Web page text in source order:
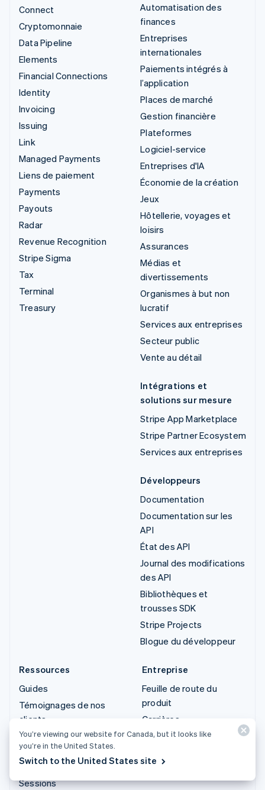
Connect
Cryptomonnaie
Data Pipeline
Elements
Financial Connections
Identity
Invoicing
Issuing
Link
Managed Payments
Liens de paiement
Payments
Payouts
Radar
Revenue Recognition
Stripe Sigma
Tax
Terminal
Treasury
Automatisation des
finances
Entreprises
internationales
Paiements intégrés à
l’application
Places de marché
Gestion financière
Plateformes
Logiciel-service
Entreprises d'IA
Économie de la création
Jeux
Hôtellerie, voyages et
loisirs
Assurances
Médias et
divertissements
Organismes à but non
lucratif
Services aux entreprises
Secteur public
Vente au détail
Intégrations et
solutions sur mesure
Stripe App Marketplace
Stripe Partner Ecosystem
Services aux entreprises
Développeurs
Documentation
Documentation sur les
API
État des API
Journal des modifications
des API
Bibliothèques et
trousses SDK
Stripe Projects
Blogue du développeur
Ressources
Guides
Témoignages de nos
clients
Blogue
Communautaire
Sessions
Entreprise
Feuille de route du
produit
Carrières
Salle de presse
Nous contacter
You’re viewing our website for Canada, but it looks like
you’re in the United States.
Switch to the United States site